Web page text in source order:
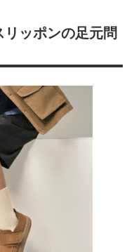
ッポンの足元問